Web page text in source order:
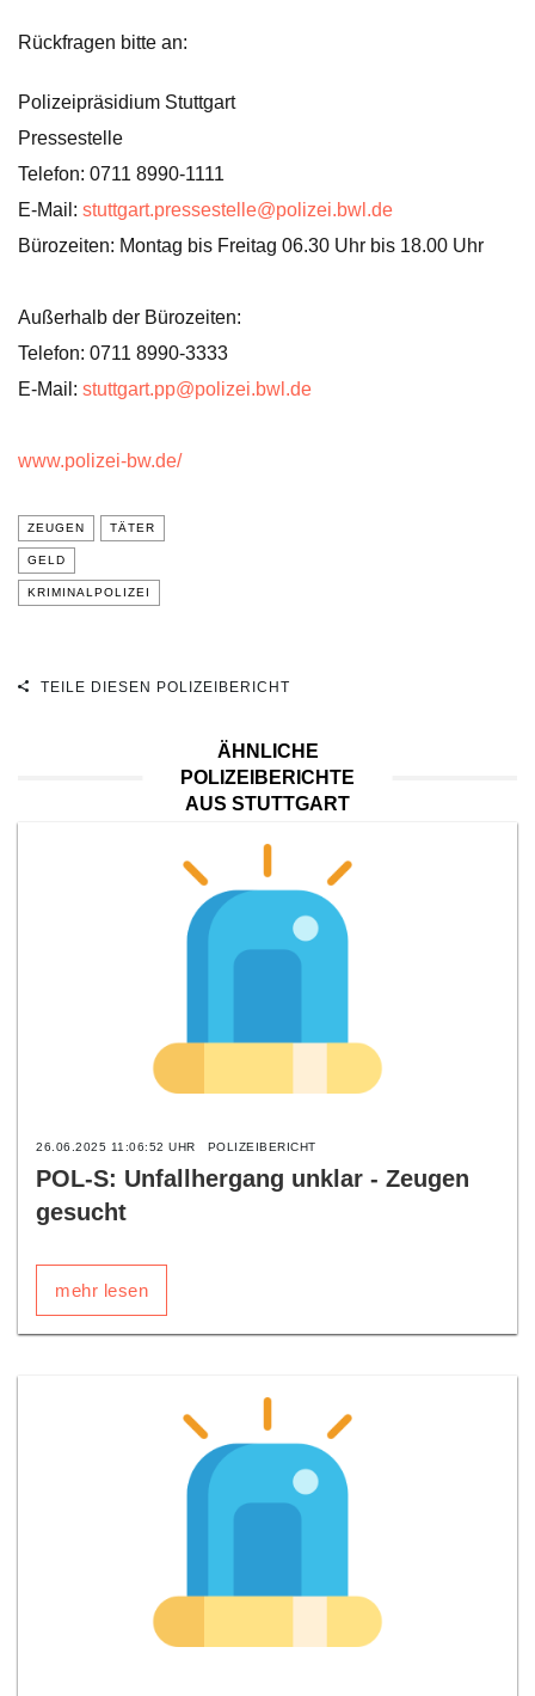
Rückfragen bitte an:
Polizeipräsidium Stuttgart
Pressestelle
Telefon: 0711 8990-1111
E-Mail: stuttgart.pressestelle@polizei.bwl.de
Bürozeiten: Montag bis Freitag 06.30 Uhr bis 18.00 Uhr
Außerhalb der Bürozeiten:
Telefon: 0711 8990-3333
E-Mail: stuttgart.pp@polizei.bwl.de
www.polizei-bw.de/
ZEUGEN TÄTER
GELD
KRIMINALPOLIZEI
TEILE DIESEN POLIZEIBERICHT
ÄHNLICHE
POLIZEIBERICHTE
AUS STUTTGART
26.06.2025 11:06:52 UHR POLIZEIBERICHT
POL-S: Unfallhergang unklar - Zeugen
gesucht
mehr lesen